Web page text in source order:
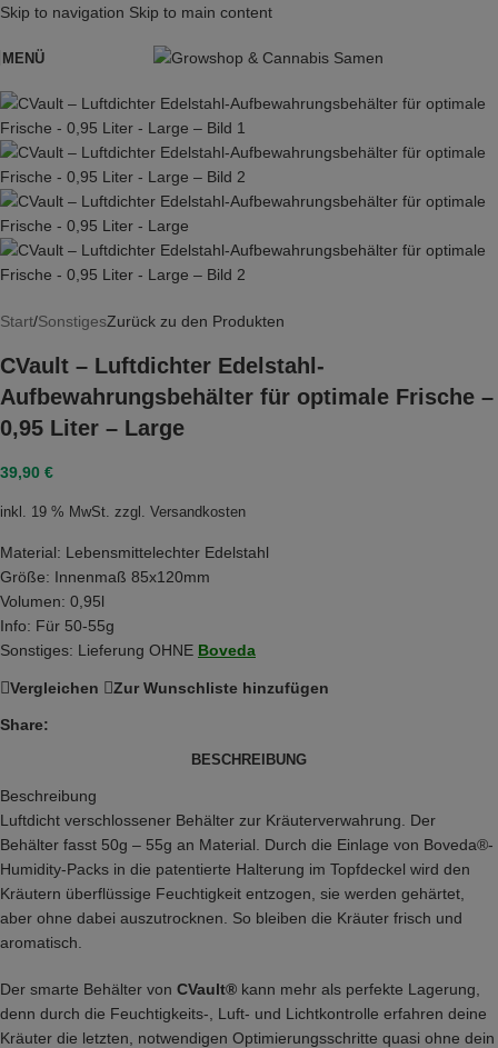
Skip to navigation Skip to main content
MENÜ
Start/SonstigesZurück zu den Produkten
CVault – Luftdichter Edelstahl-
Aufbewahrungsbehälter für optimale Frische –
0,95 Liter – Large
39,90 €
inkl. 19 % MwSt. zzgl. Versandkosten
Material: Lebensmittelechter Edelstahl
Größe: Innenmaß 85x120mm
Volumen: 0,95l
Info: Für 50-55g
Sonstiges: Lieferung OHNE Boveda
Vergleichen Zur Wunschliste hinzufügen
Share:
BESCHREIBUNG
Beschreibung
Luftdicht verschlossener Behälter zur Kräuterverwahrung. Der
Behälter fasst 50g – 55g an Material. Durch die Einlage von Boveda®-
Humidity-Packs in die patentierte Halterung im Topfdeckel wird den
Kräutern überflüssige Feuchtigkeit entzogen, sie werden gehärtet,
aber ohne dabei auszutrocknen. So bleiben die Kräuter frisch und
aromatisch.
Der smarte Behälter von CVault® kann mehr als perfekte Lagerung,
denn durch die Feuchtigkeits-, Luft- und Lichtkontrolle erfahren deine
Kräuter die letzten, notwendigen Optimierungsschritte quasi ohne dein